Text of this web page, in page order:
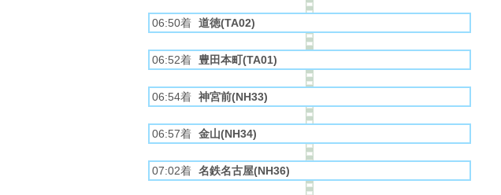
06:50着 道徳(TA02)
06:52着 豊田本町(TA01)
06:54着 神宮前(NH33)
06:57着 金山(NH34)
07:02着 名鉄名古屋(NH36)